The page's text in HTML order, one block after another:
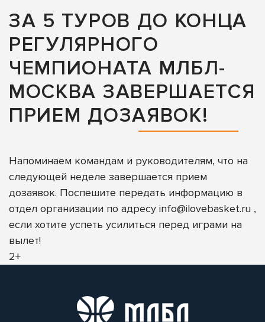
ЗА 5 ТУРОВ ДО КОНЦА
РЕГУЛЯРНОГО
ЧЕМПИОНАТА МЛБЛ-
МОСКВА ЗАВЕРШАЕТСЯ
ПРИЕМ ДОЗАЯВОК!
Напоминаем командам и руководителям, что на
следующей неделе завершается прием
дозаявок. Поспешите передать информацию в
отдел организации по адресу info@ilovebasket.ru ,
если хотите успеть усилиться перед играми на
вылет!
2+